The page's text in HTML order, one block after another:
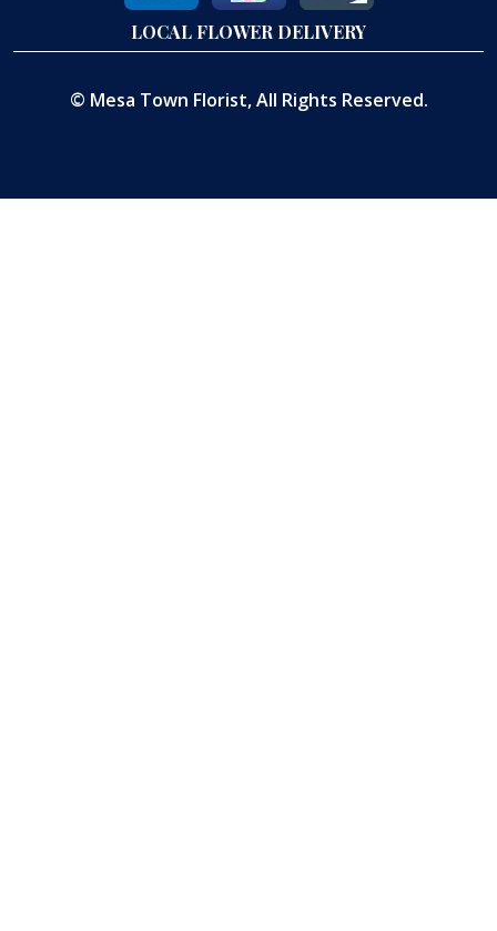
LOCAL FLOWER DELIVERY
© Mesa Town Florist, All Rights Reserved.